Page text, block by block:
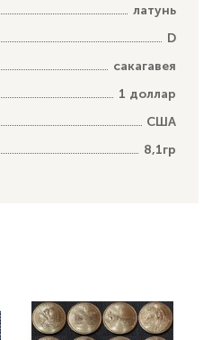
латунь
D
сакагавея
1 доллар
США
8,1гр